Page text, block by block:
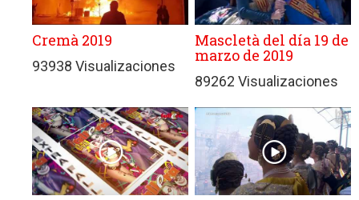
Cremà 2019
93938 Visualizaciones
Mascletà del día 19 de
marzo de 2019
89262 Visualizaciones